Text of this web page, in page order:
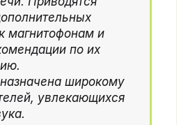
магнитофонам и
по их
широкому
увлекающихся